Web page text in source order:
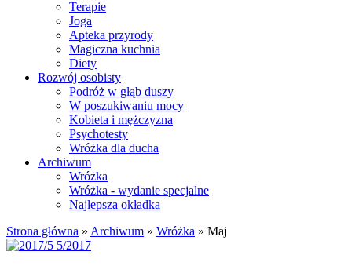
Terapie
Joga
Apteka przyrody
Magiczna kuchnia
Diety
Rozwój osobisty
Podróż w głąb duszy
W poszukiwaniu mocy
Kobieta i mężczyzna
Psychotesty
Wróżka dla ducha
Archiwum
Wróżka
Wróżka - wydanie specjalne
Najlepsza okładka
Strona główna » Archiwum » Wróżka » Maj